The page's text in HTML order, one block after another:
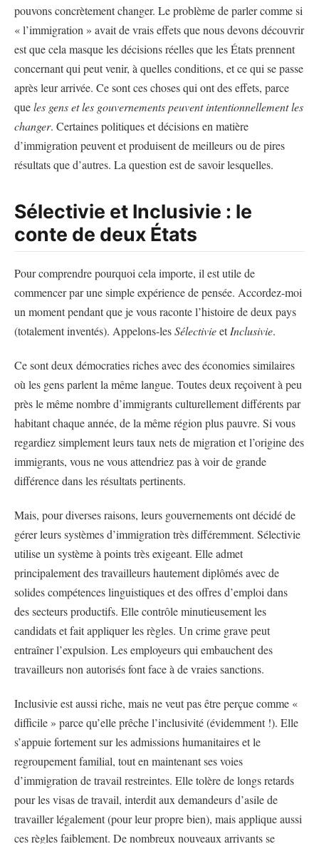
pouvons concrètement changer. Le problème de parler comme si
« l’immigration » avait de vrais effets que nous devons découvrir
est que cela masque les décisions réelles que les États prennent
concernant qui peut venir, à quelles conditions, et ce qui se passe
après leur arrivée. Ce sont ces choses qui ont des effets, parce
queles gens et les gouvernements peuvent intentionnellement les
changer. Certaines politiques et décisions en matière
d’immigration peuvent et produisent de meilleurs ou de pires
résultats que d’autres. La question est de savoir lesquelles.
Sélectivie et Inclusivie : le
conte de deux États
Pour comprendre pourquoi cela importe, il est utile de
commencer par une simple expérience de pensée. Accordez-moi
un moment pendant que je vous raconte l’histoire de deux pays
(totalement inventés). Appelons-lesSélectivieetInclusivie.
Ce sont deux démocraties riches avec des économies similaires
où les gens parlent la même langue. Toutes deux reçoivent à peu
près le même nombre d’immigrants culturellement différents par
habitant chaque année, de la même région plus pauvre. Si vous
regardiez simplement leurs taux nets de migration et l’origine des
immigrants, vous ne vous attendriez pas à voir de grande
différence dans les résultats pertinents.
Mais, pour diverses raisons, leurs gouvernements ont décidé de
gérer leurs systèmes d’immigration très différemment. Sélectivie
utilise un système à points très exigeant. Elle admet
principalement des travailleurs hautement diplômés avec de
solides compétences linguistiques et des offres d’emploi dans
des secteurs productifs. Elle contrôle minutieusement les
candidats et fait appliquer les règles. Un crime grave peut
entraîner l’expulsion. Les employeurs qui embauchent des
travailleurs non autorisés font face à de vraies sanctions.
Inclusivie est aussi riche, mais ne veut pas être perçue comme «
difficile » parce qu’elle prêche l’inclusivité (évidemment !). Elle
s’appuie fortement sur les admissions humanitaires et le
regroupement familial, tout en maintenant ses voies
d’immigration de travail restreintes. Elle tolère de longs retards
pour les visas de travail, interdit aux demandeurs d’asile de
travailler légalement (pour leur propre bien), mais applique aussi
ces règles faiblement. De nombreux nouveaux arrivants se